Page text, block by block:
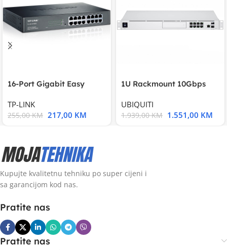
16-Port Gigabit Easy
TP-LINK
255,00KM 217,00 KM
1U Rackmount 10Gbps
UBIQUITI
1.939,00KM 1.551,00 KM
Kupujte kvalitetnu tehniku po super cijeni i
sa garancijom kod nas.
Pratite nas
Pratite nas